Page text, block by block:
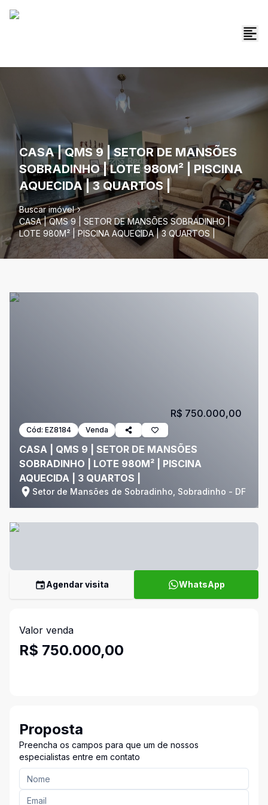
CASA | QMS 9 | SETOR DE MANSÕES
SOBRADINHO | LOTE 980M² | PISCINA
AQUECIDA | 3 QUARTOS |
Buscar imóvel
CASA | QMS 9 | SETOR DE MANSÕES SOBRADINHO |
LOTE 980M² | PISCINA AQUECIDA | 3 QUARTOS |
Cód: EZ8184 Venda
CASA | QMS 9 | SETOR DE MANSÕES
SOBRADINHO | LOTE 980M² | PISCINA
AQUECIDA | 3 QUARTOS |
Setor de Mansões de Sobradinho, Sobradinho - DF
R$ 750.000,00
Agendar visita WhatsApp
Valor venda
R$ 750.000,00
Proposta
Preencha os campos para que um de nossos
especialistas entre em contato